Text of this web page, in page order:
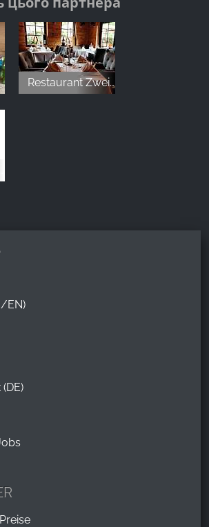
Restaurant Zwei Jahreszeiten
EN)